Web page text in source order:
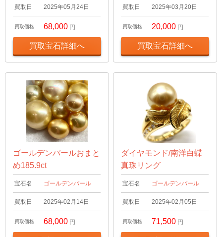
買取日 2025年05月24日
買取価格 68,000 円
買取宝石詳細へ
買取日 2025年03月20日
買取価格 20,000 円
買取宝石詳細へ
ゴールデンパールおまと
め185.9ct
宝石名 ゴールデンパール
買取日 2025年02月14日
買取価格 68,000 円
ダイヤモンド/南洋白蝶
真珠リング
宝石名 ゴールデンパール
買取日 2025年02月05日
買取価格 71,500 円